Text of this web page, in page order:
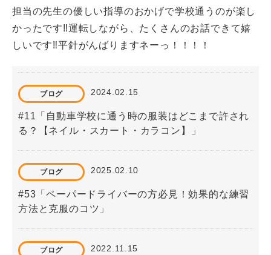
担当の先生の優しい指導のおかげで学校通うのが楽し
かったです‼運転しながら、たくさんのお話できて嬉
しいです‼平針がんばりますネーっ！！！！
ブログ 2024.02.15
#11「自動車学校に通う時の服装はどこまで許され
る？【ネイル・スカート・カラコン】」
ブログ 2025.02.10
#53「ペーパードライバーの方必見！効果的な練習
方法と克服のコツ」
ブログ 2022.11.15